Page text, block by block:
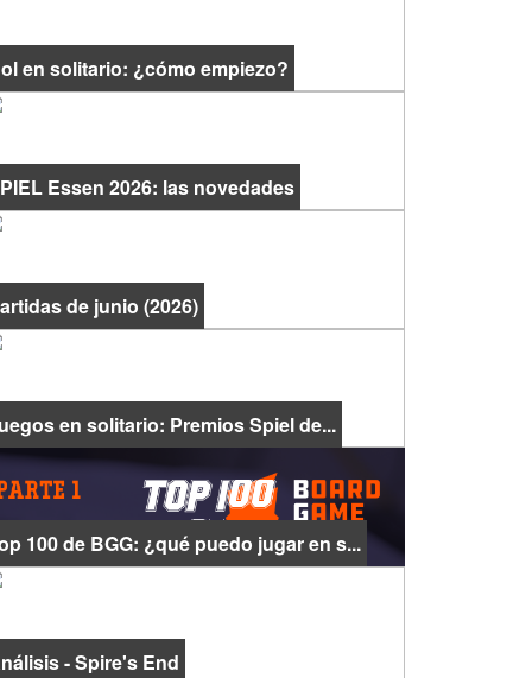
en solitario: ¿cómo empiezo?
Essen 2026: las novedades
de junio (2026)
en solitario: Premios Spiel de...
100 de BGG: ¿qué puedo jugar en s...
- Spire's End